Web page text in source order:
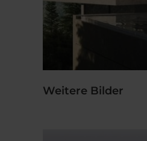
Weitere Bilder